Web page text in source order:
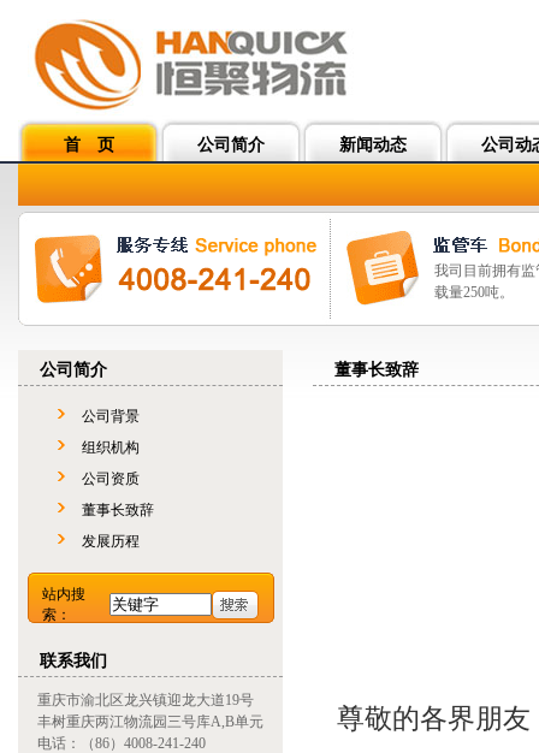
首 页 公司简介 新闻动态 公司动
我司目前拥有
载量250吨。
公司简介
公司背景
组织机构
公司资质
董事长致辞
发展历程
站内搜
索：
联系我们
重庆市渝北区龙兴镇迎龙大道19号
丰树重庆两江物流园三号库A,B单元
电话：（86）4008-241-240
董事长致辞
尊敬的各界朋友